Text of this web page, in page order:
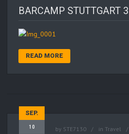
BARCAMP STUTTGART
READ MORE
SEP.
10 by STE7130 in Travel